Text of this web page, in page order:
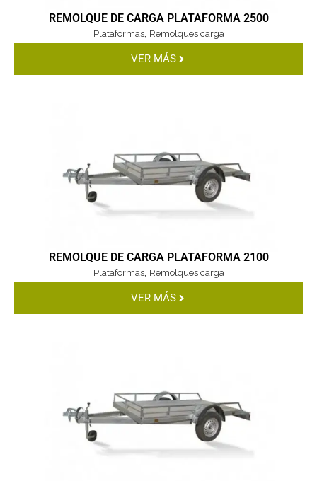
REMOLQUE DE CARGA PLATAFORMA 2500
Plataformas, Remolques carga
VER MÁS
REMOLQUE DE CARGA PLATAFORMA 2100
Plataformas, Remolques carga
VER MÁS